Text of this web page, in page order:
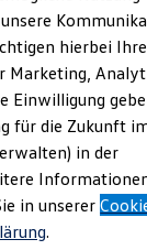
hierbei Ihre
Marketing,
Einwilligung
für die Zukunft
in der
in unserer
.